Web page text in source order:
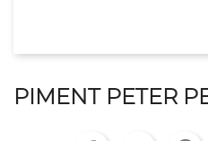
PIMENT PETER